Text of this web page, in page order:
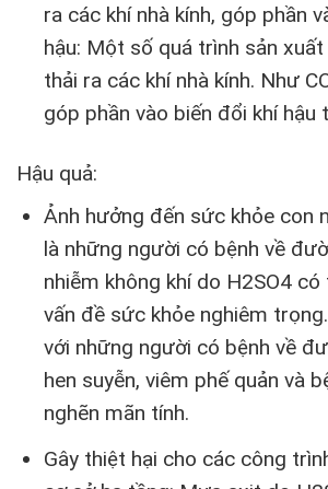
ra các khí nhà kính, góp phần
hậu: Một số quá trình sản
thải ra các khí nhà kính. Như
góp phần vào biến đổi khí hậu
Hậu quả:
Ảnh hưởng đến sức khỏe con
là những người có bệnh về
nhiễm không khí do H2SO4
vấn đề sức khỏe nghiêm
với những người có bệnh về
hen suyễn, viêm phế quản và
nghẽn mãn tính.
Gây thiệt hại cho các công